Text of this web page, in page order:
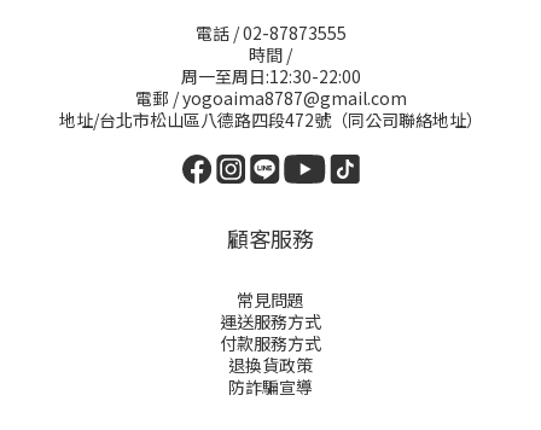
電話 / 02-87873555
時間 /
周一至周日:12:30-22:00
電郵 / yogoaima8787@gmail.com
地址/台北市松山區八德路四段472號（同公司聯絡地址）
顧客服務
常見問題
運送服務方式
付款服務方式
退換貨政策
防詐騙宣導